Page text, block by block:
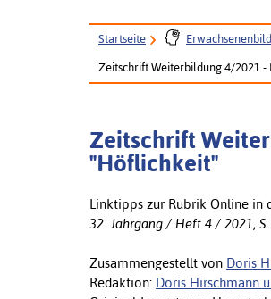
Startseite
Zeitschrift Weiterbildung 4/2021
Zeitschrift
"Höflichkeit"
Linktipps zur Rubrik Online in
32. Jahrgang / Heft 4 / 2021,
Zusammengestellt von Doris
Redaktion: Doris Hirschmann